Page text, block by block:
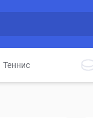
Теннис